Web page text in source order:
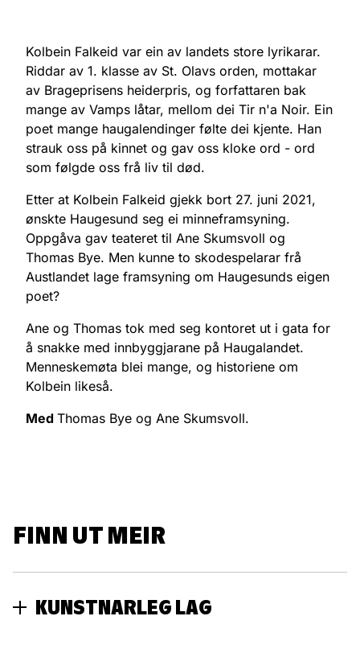
Kolbein Falkeid var ein av landets store lyrikarar.
Riddar av 1. klasse av St. Olavs orden, mottakar
av Brageprisens heiderpris, og forfattaren bak
mange av Vamps låtar, mellom dei Tir n'a Noir. Ein
poet mange haugalendinger følte dei kjente. Han
strauk oss på kinnet og gav oss kloke ord - ord
som følgde oss frå liv til død.
Etter at Kolbein Falkeid gjekk bort 27. juni 2021,
ønskte Haugesund seg ei minneframsyning.
Oppgåva gav teateret til Ane Skumsvoll og
Thomas Bye. Men kunne to skodespelarar frå
Austlandet lage framsyning om Haugesunds eigen
poet?
Ane og Thomas tok med seg kontoret ut i gata for
å snakke med innbyggjarane på Haugalandet.
Menneskemøta blei mange, og historiene om
Kolbein likeså.
Med Thomas Bye og Ane Skumsvoll.
FINN UT MEIR
KUNSTNARLEG LAG